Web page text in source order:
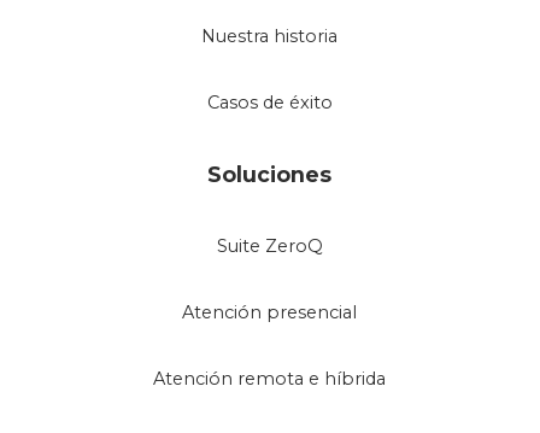
Nuestra historia
Casos de éxito
Soluciones
Suite ZeroQ
Atención presencial
Atención remota e híbrida